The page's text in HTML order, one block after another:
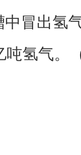
中冒出氢
吨氢气。